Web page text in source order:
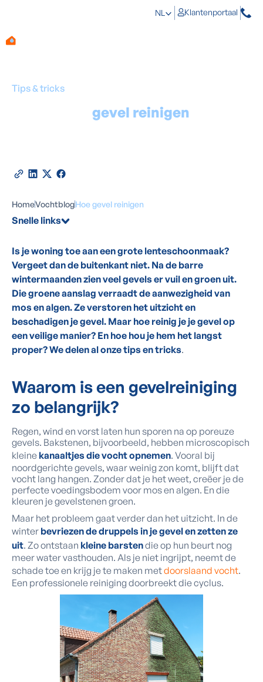
NL Klantenportaal
Tips & tricks
gevel reinigen
HomeVochtblogHoe gevel reinigen
Snelle links
Is je woning toe aan een grote lenteschoonmaak?
Vergeet dan de buitenkant niet. Na de barre
wintermaanden zien veel gevels er vuil en groen uit.
Die groene aanslag verraadt de aanwezigheid van
mos en algen. Ze verstoren het uitzicht en
beschadigen je gevel. Maar hoe reinig je je gevel op
een veilige manier? En hoe hou je hem het langst
proper? We delen al onze tips en tricks.
Waarom is een gevelreiniging
zo belangrijk?
Regen, wind en vorst laten hun sporen na op poreuze
gevels. Bakstenen, bijvoorbeeld, hebben microscopisch
kleine kanaaltjes die vocht opnemen. Vooral bij
noordgerichte gevels, waar weinig zon komt, blijft dat
vocht lang hangen. Zonder dat je het weet, creëer je de
perfecte voedingsbodem voor mos en algen. En die
kleuren je gevelstenen groen.
Maar het probleem gaat verder dan het uitzicht. In de
winter bevriezen de druppels in je gevel en zetten ze
uit. Zo ontstaan kleine barstendie op hun beurt nog
meer water vasthouden. Als je niet ingrijpt, neemt de
schade toe en krijg je te maken metdoorslaand vocht.
Een professionele reiniging doorbreekt die cyclus.